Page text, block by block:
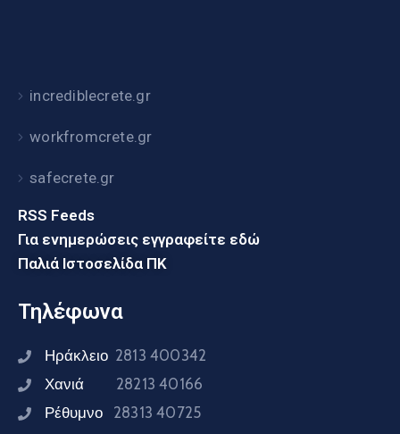
incrediblecrete.gr
workfromcrete.gr
safecrete.gr
RSS Feeds
Για ενημερώσεις εγγραφείτε εδώ
Παλιά Ιστοσελίδα ΠΚ
Τηλέφωνα
Ηράκλειο 2813 400342
Χανιά 28213 40166
Ρέθυμνο 28313 40725